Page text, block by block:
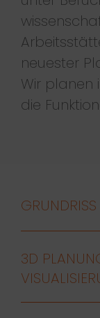
neuester
Wir planen
die
3D